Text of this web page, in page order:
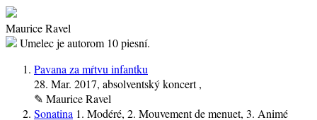
Maurice Ravel
Umelec je autorom 10 piesní.
Pavana za mŕtvu infantku
28. Mar. 2017, absolventský koncert ,
✎ Maurice Ravel
Sonatina 1. Modéré, 2. Mouvement de menuet, 3. Animé